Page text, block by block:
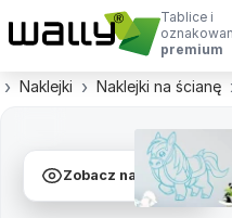
Tablice i
premium
Naklejki Naklejki na ścianę
Zobacz na ścianie